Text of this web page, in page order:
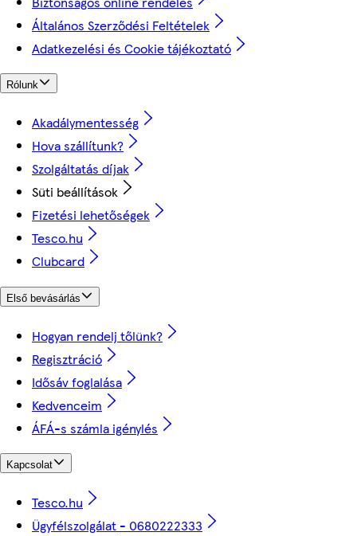
Általános Szerződési Feltételek
Adatkezelési és Cookie tájékoztató
Rólunk
Akadálymentesség
Hova szállítunk?
Szolgáltatás díjak
Süti beállítások
Fizetési lehetőségek
Tesco.hu
Clubcard
Első bevásárlás
Hogyan rendelj tőlünk?
Regisztráció
Idősáv foglalása
Kedvenceim
ÁFÁ-s számla igénylés
Kapcsolat
Tesco.hu
Ügyfélszolgálat - 0680222333